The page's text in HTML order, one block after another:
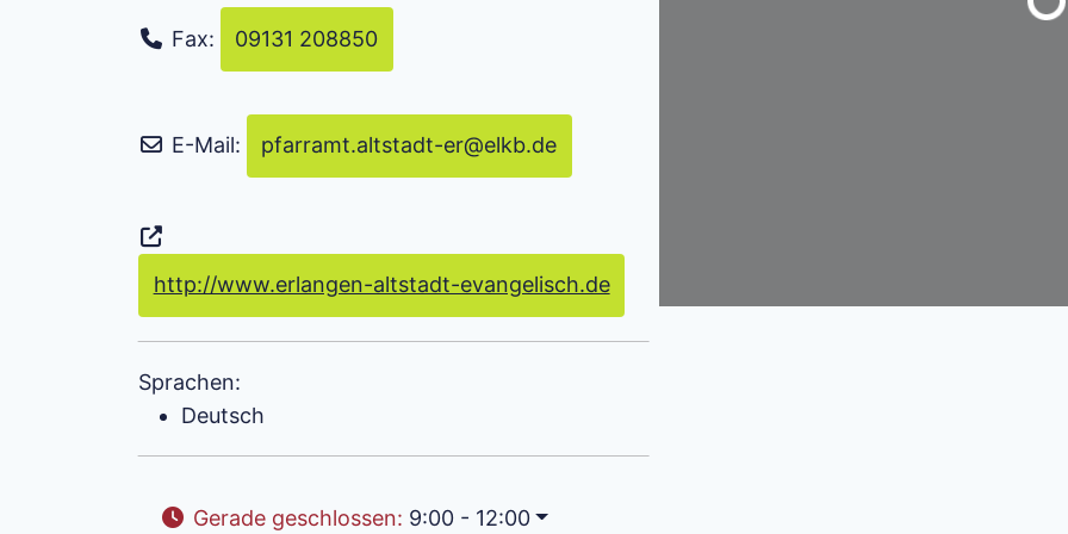
Fax: 09131 208850
E-Mail: pfarramt.altstadt-er@elkb.de
http://www.erlangen-altstadt-evangelisch.de
Sprachen:
Deutsch
Gerade geschlossen: 9:00 - 12:00
Wird geladen …